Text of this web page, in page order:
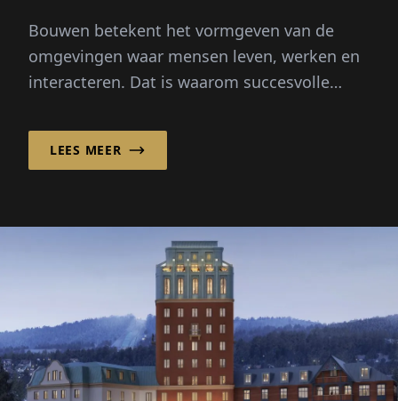
Bouwen betekent het vormgeven van de
omgevingen waar mensen leven, werken en
interacteren. Dat is waarom succesvolle
dan...
LEES MEER